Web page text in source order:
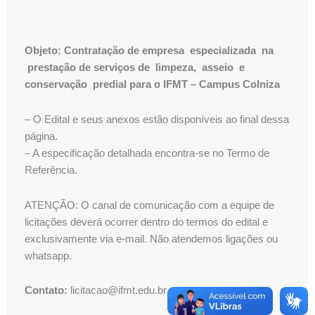
Objeto: Contratação de empresa especializada na
prestação de serviços de limpeza, asseio e
conservação predial para o IFMT – Campus Colniza
– O Edital e seus anexos estão disponíveis ao final dessa
página.
– A especificação detalhada encontra-se no Termo de
Referência.
ATENÇÃO: O canal de comunicação com a equipe de
licitações deverá ocorrer dentro do termos do edital e
exclusivamente via e-mail. Não atendemos ligações ou
whatsapp.
Contato: licitacao@ifmt.edu.br